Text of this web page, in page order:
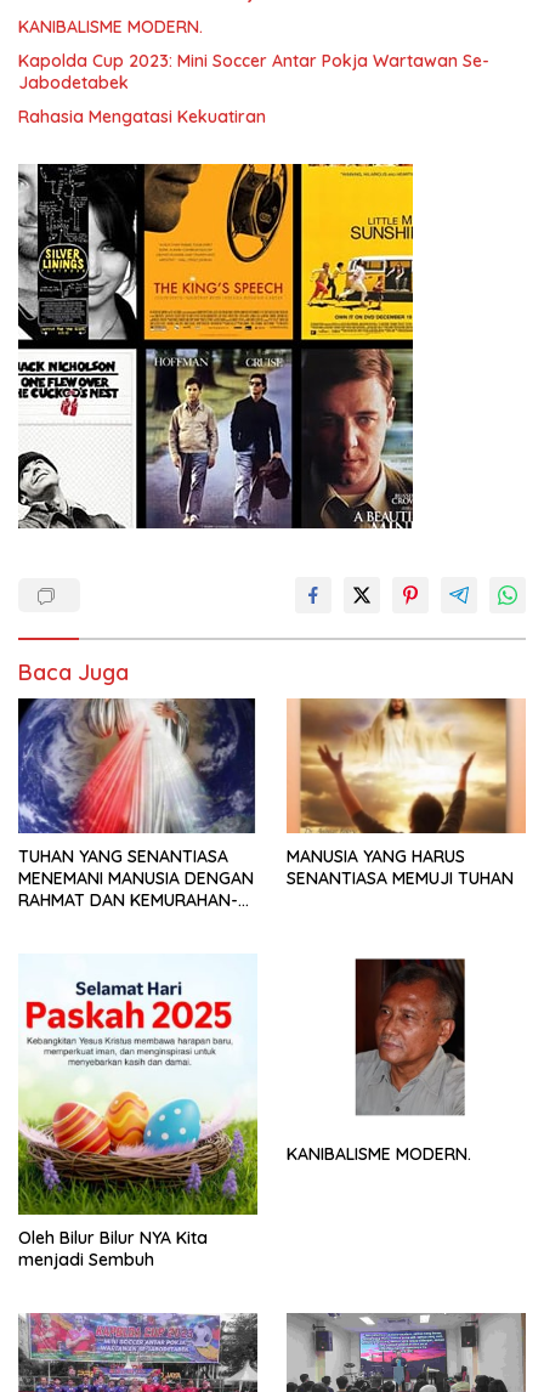
KANIBALISME MODERN.
Kapolda Cup 2023: Mini Soccer Antar Pokja Wartawan Se-
Jabodetabek
Rahasia Mengatasi Kekuatiran
Baca Juga
TUHAN YANG SENANTIASA
MENEMANI MANUSIA DENGAN
RAHMAT DAN KEMURAHAN-
MANUSIA YANG HARUS
SENANTIASA MEMUJI TUHAN
Oleh Bilur Bilur NYA Kita
menjadi Sembuh
KANIBALISME MODERN.